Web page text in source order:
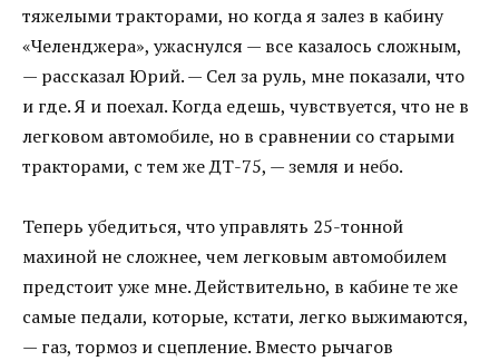
тяжелыми тракторами, но когда я залез в кабину
«Челенджера», ужаснулся — все казалось сложным,
— рассказал Юрий. — Сел за руль, мне показали, что
и где. Я и поехал. Когда едешь, чувствуется, что не в
легковом автомобиле, но в сравнении со старыми
тракторами, с тем же ДТ-75, — земля и небо.
Теперь убедиться, что управлять 25-тонной
махиной не сложнее, чем легковым автомобилем
предстоит уже мне. Действительно, в кабине те же
самые педали, которые, кстати, легко выжимаются,
— газ, тормоз и сцепление. Вместо рычагов